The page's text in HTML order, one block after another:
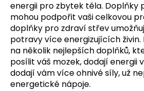
energii pro zbytek těla. Doplňky
mohou podpořit vaši celkovou
doplňky pro zdraví střev
potravy více energizujících
na několik nejlepších doplňků,
posílit váš mozek, dodají energii
dodají vám více ohnivé síly, už
energetické nápoje.
u
č
u
j
e
m
e